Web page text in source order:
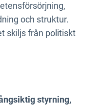
och struktur.
skiljs från politiskt
styrning,